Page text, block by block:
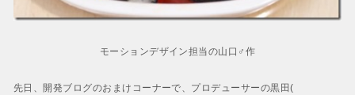
モーションデザイン担当の山口♂作
先日、開発ブログのおまけコーナーで、プロデューサーの黒田(